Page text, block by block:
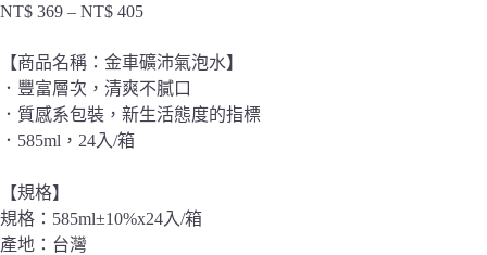
NT$ 369 – NT$ 405價
範
圍：
NT$ 369
【商品名稱：金車礦沛氣泡水】
．豐富層次，清爽不膩口
．質感系包裝，新生活態度的指標
．585ml，24入/箱
【規格】
規格：585ml±10%x24入/箱
產地：台灣